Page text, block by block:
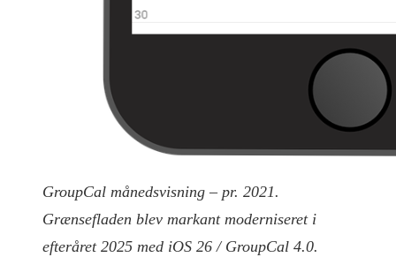
GroupCal månedsvisning – pr. 2021.
Grænsefladen blev markant moderniseret i
efteråret 2025 med iOS 26 / GroupCal 4.0.